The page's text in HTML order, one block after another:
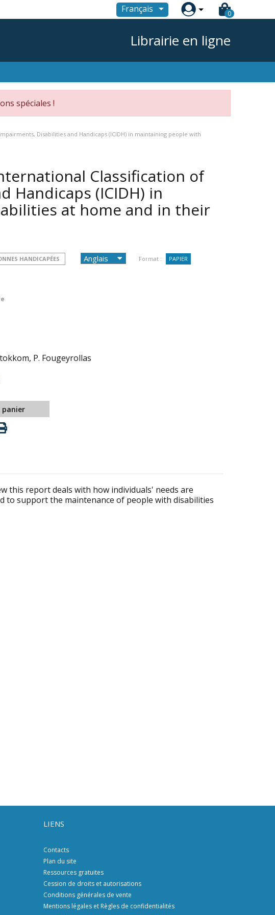
Français  0
Librairie en ligne
spéciales !
Disabilities and Handicaps (ICIDH) in maintaining people with
Classification of
Handicaps (ICIDH) in
at home and in their
HANDICAPÉES Format : PAPIER
P. Fougeyrollas
this report deals with how individuals' needs are
to support the maintenance of people with disabilities
LIENS
Contacts
Plan du site
Ressources gratuites
Cession de droits et autorisations
Conditions générales de vente
Mentions légales et Règles de confidentialités